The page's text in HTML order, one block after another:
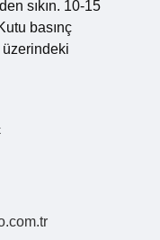
sıkın. 10-15
basınç
üzerindeki